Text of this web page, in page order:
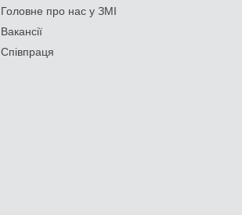
Головне про нас у ЗМІ
Вакансії
Співпраця